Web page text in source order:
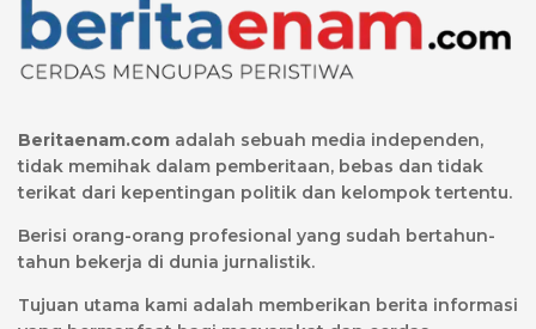
Beritaenam.com adalah sebuah media independen,
tidak memihak dalam pemberitaan, bebas dan tidak
terikat dari kepentingan politik dan kelompok tertentu.
Berisi orang-orang profesional yang sudah bertahun-
tahun bekerja di dunia jurnalistik.
Tujuan utama kami adalah memberikan berita informasi